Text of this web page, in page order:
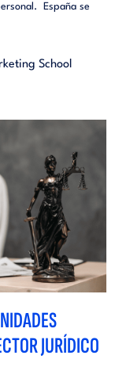
España se
School
JURÍDICO